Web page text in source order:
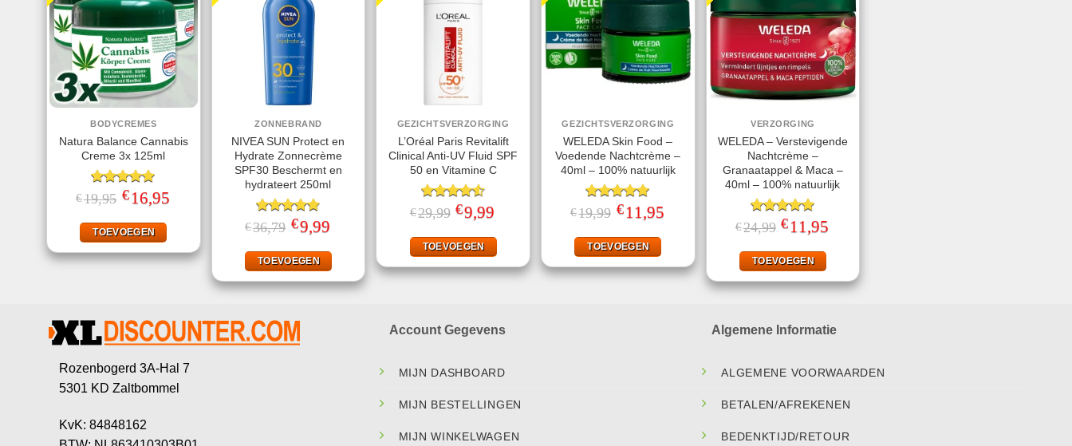
BODYCREMES
Natura Balance Cannabis
Creme 3x 125ml
Gewaardeerd
5.00uit 5
€19,95 Oorspronkelijke
prijs
€19,95.
€ 16,95prijs
TOEVOEGEN
ZONNEBRAND
NIVEA SUN Protect en
Hydrate Zonnecrème
SPF30 Beschermt en
hydrateert 250ml
Gewaardeerd
4.78 uit 5
€36,79 Oorspronkelijke
prijs
€36,79.
€9,99Huidige
€9,99.
TOEVOEGEN
GEZICHTSVERZORGING
L’Oréal Paris Revitalift
Clinical Anti-UV Fluid SPF
50 en Vitamine C
Gewaardeerd
4.50 uit 5
€29,99 Oorspronkelijke
prijs
€29,99.
€9,99
€9,99.
TOEVOEGEN
GEZICHTSVERZORGING
WELEDA Skin Food –
Voedende Nachtcrème –
40ml – 100% natuurlijk
Gewaardeerd
5.00uit 5
€19,99 Oorspronkelijke
prijs
€19,99.
€ 11,95prijs
TOEVOEGEN
VERZORGING
WELEDA – Verstevigende
Nachtcrème –
Granaatappel & Maca –
40ml – 100% natuurlijk
Gewaardeerd
5.00uit 5
€24,99 Oorspronkelijke
prijs
€24,99.
€ 11,95
TOEVOEGEN
Rozenbogerd 3A-Hal 7
5301 KD Zaltbommel
KvK: 84848162
Account Gegevens
MIJN DASHBOARD
MIJN BESTELLINGEN
MIJN WINKELWAGEN
Algemene Informatie
ALGEMENE VOORWAARDEN
BETALEN/AFREKENEN
BEDENKTIJD/RETOUR